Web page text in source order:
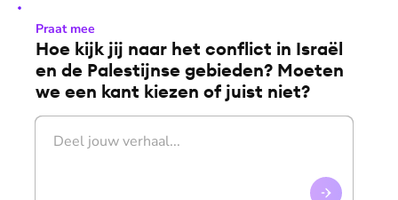
Praat mee
Hoe kijk jij naar het conflict in Israël
en de Palestijnse gebieden? Moeten
we een kant kiezen of juist niet?